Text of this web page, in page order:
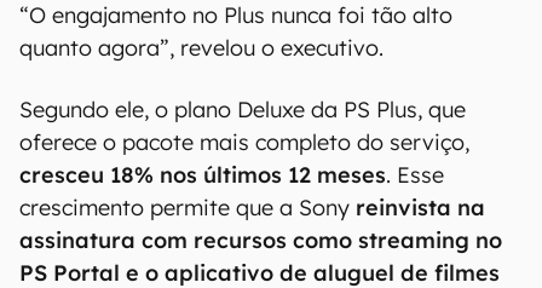
“O engajamento no Plus nunca foi tão alto
quanto agora”, revelou o executivo.
Segundo ele, o plano Deluxe da PS Plus, que
oferece o pacote mais completo do serviço,
cresceu 18% nos últimos 12 meses. Esse
crescimento permite que a Sony reinvista na
assinatura com recursos como streaming no
PS Portal e o aplicativo de aluguel de filmes